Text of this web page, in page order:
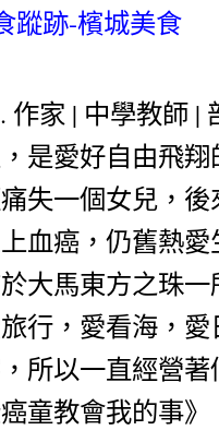
蹤跡-檳城美食
作家 | 中學教師 |
是愛好自由飛
失一個女兒，
血癌，仍舊熱
大馬東方之珠
行，愛看海，
所以一直經營
童教會我的事